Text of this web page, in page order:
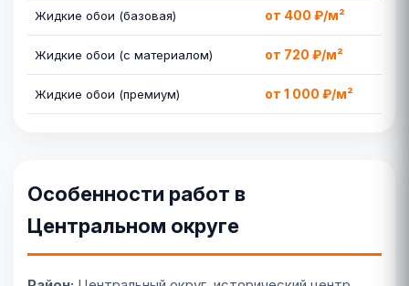
Жидкие обои (базовая) от 400 ₽/м²
Жидкие обои (с материалом) от 720 ₽/м²
Жидкие обои (премиум) от 1 000 ₽/м²
Особенности работ в
Центральном округе